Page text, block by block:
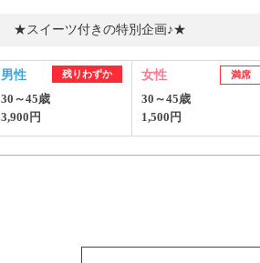
★スイーツ付きの特別企画♪★
男性 残りわずか
30～45歳
3,900円
女性 満席
30～45歳
1,500円